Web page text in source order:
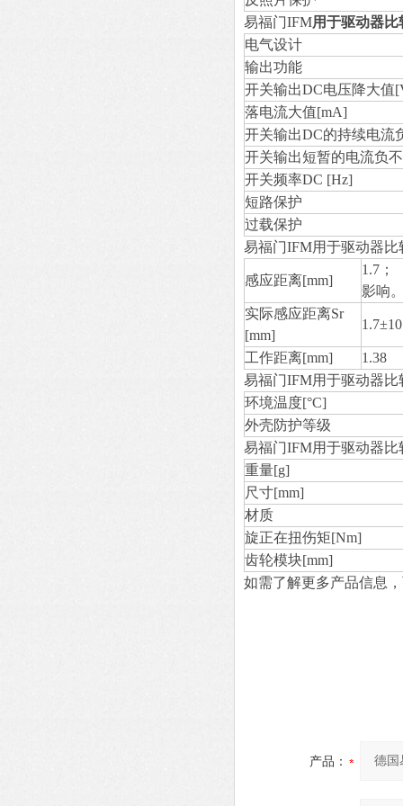
易福门IFM用于驱动器比
电气设计
输出功能
开关输出DC电压降大值
落电流大值[mA]
开关输出DC的持续电流
开关输出短暂的电流负
开关频率DC [Hz]
短路保护
过载保护
易福门IFM用于驱动器
感应距离[mm]
1.7；
影响
实际感应距离Sr
[mm]
工作距离[mm]
1.38
易福门IFM用于驱动器比
环境温度[°C]
外壳防护等级
易福门IFM用于驱动器
重量[g]
尺寸[mm]
材质
旋正在扭伤矩[Nm]
齿轮模块[mm]
如需了解更多产品信息
产品：